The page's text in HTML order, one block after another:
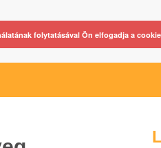
folytatásával Ön elfogadja a